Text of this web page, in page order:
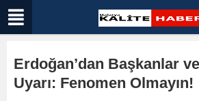
Erdoğan’dan Başkanlar
Uyarı: Fenomen Olmayın!